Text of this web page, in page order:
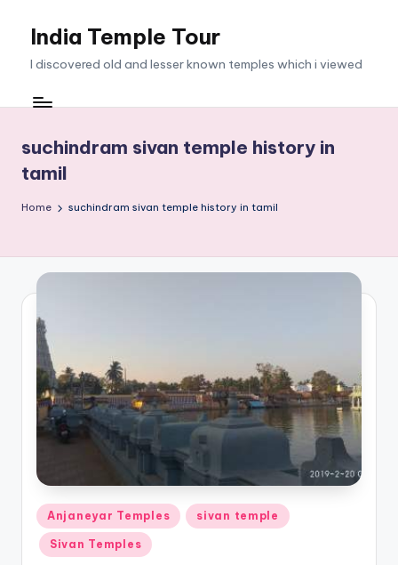
India Temple Tour
I discovered old and lesser known temples which i viewed
suchindram sivan temple history in
tamil
Home suchindram sivan temple history in tamil
Posted
in
Anjaneyar Temples sivan temple
Sivan Temples